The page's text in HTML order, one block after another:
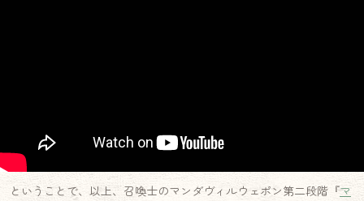
ということで、以上、召喚士のマンダヴィルウェポン第二段階『マ